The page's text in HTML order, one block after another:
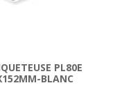
PL80E
BLANC